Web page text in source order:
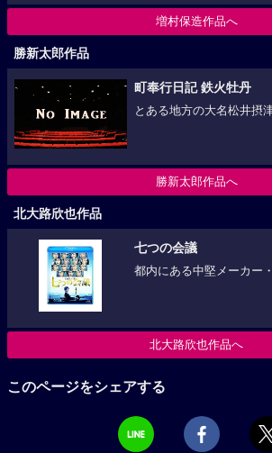
増村保造作品へ
勝新太郎作品
町奉行日記 鉄火牡丹
とある地方の大名松井摂津
勝新太郎作品へ
北大路欣也作品
七つの会議
都内にある中堅メーカー
北大路欣也作品へ
このページをシェアする